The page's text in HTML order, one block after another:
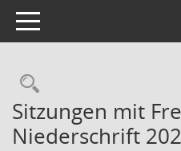
Toggle navigation
Sitzungen mit
Niederschrift